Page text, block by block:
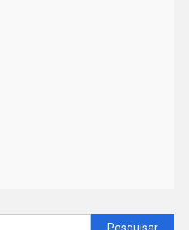
Pesquisar